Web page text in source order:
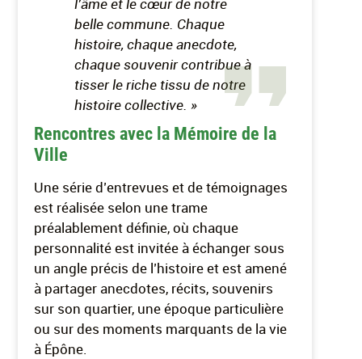
belle commune. Chaque
histoire, chaque anecdote,
chaque souvenir contribue à
tisser le riche tissu de notre
histoire collective. »
Rencontres avec la Mémoire de la
Ville
Une série d’entrevues et de témoignages
est réalisée selon une trame
préalablement définie, où chaque
personnalité est invitée à échanger sous
un angle précis de l’histoire et est amené
à partager anecdotes, récits, souvenirs
sur son quartier, une époque particulière
ou sur des moments marquants de la vie
à Épône.